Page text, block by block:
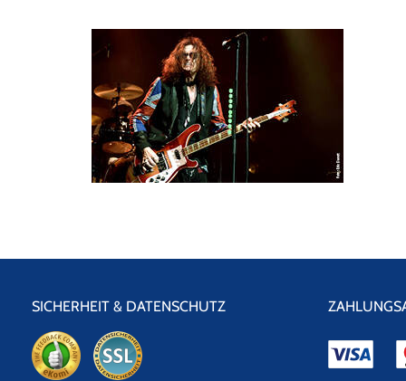
SICHERHEIT & DATENSCHUTZ